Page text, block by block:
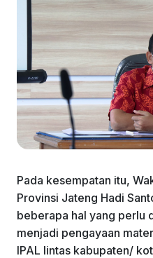
Pada kesempatan itu,
Provinsi Jateng Hadi
beberapa hal yang perlu
menjadi pengayaan
IPAL lintas kabupaten/